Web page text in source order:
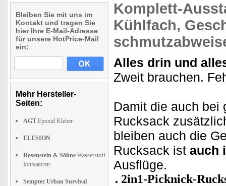
Bleiben Sie mit uns im
Kontakt und tragen Sie
hier Ihre E-Mail-Adresse
für unsere HotPrice-Mail
ein:
Mehr Hersteller-
Seiten:
AGT Epoxid Kleber
ELESION
Rosenstein & Söhne Wasserstoff-
Ionisatoren
Semptec Urban Survival
Komplett-
Kühlfach,
Alles drin und
Zweit brauchen.
Damit die auch bei
Rucksack
bleiben auch die
Rucksack ist auch
Ausflüge.
2in1-Picknick-